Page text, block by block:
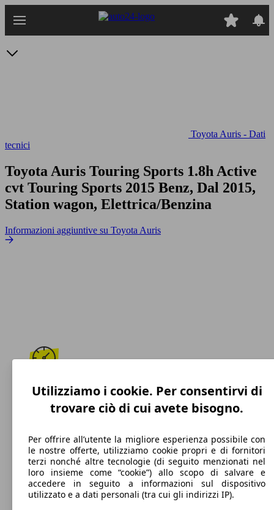
Toyota Auris - Dati
tecnici
Toyota Auris Touring Sports 1.8h Active
cvt Touring Sports 2015 Benz, Dal 2015,
Station wagon, Elettrica/Benzina
Informazioni aggiuntive su Toyota Auris
180 km/h
Velocità massima
Elettrica/Benzina
Carburante
Utilizziamo i cookie. Per consentirvi di
trovare ciò di cui avete bisogno.
Per offrire all’utente la migliore esperienza possibile con
le nostre offerte, utilizziamo cookie propri e di fornitori
terzi nonché altre tecnologie (di seguito menzionati nel
loro insieme come “cookie”) allo scopo di salvare e
accedere in seguito a informazioni sul dispositivo
utilizzato e a dati personali (tra cui gli indirizzi IP).